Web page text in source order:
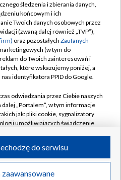
TVP
TVP
prywatności
zgody
Pomoc
S.A. w likwidacji
śledzenia i zbierania danych,
końcowym i ich
Twoich danych osobowych przez
(zwaną dalej również „TVP”),
oraz pozostałych Zaufanych
(w tym do
do Twoich zainteresowań i
które wskazujemy poniżej, a
identyfikatora PPID do Google.
odwiedzania przez Ciebie naszych
dalej „Portalem”, w tym informacje
jak: pliki cookie, sygnalizatory
umożliwiających świadczenie
odwiedzania przez Ciebie
takie jak adresy IP, identyfikatory
do serwisu